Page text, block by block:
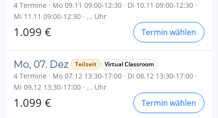
4 Termine · Mo 09.11 09:00-12:30 · Di 10.11 09:00-12:30 ·
Mi 11.11 09:00-12:30 · ... Uhr
1.099 € Termin wählen
Mo, 07. Dez Teilzeit Virtual Classroom
4 Termine · Mo 07.12 13:30-17:00 · Di 08.12 13:30-17:00 ·
Mi 09.12 13:30-17:00 · ... Uhr
1.099 € Termin wählen